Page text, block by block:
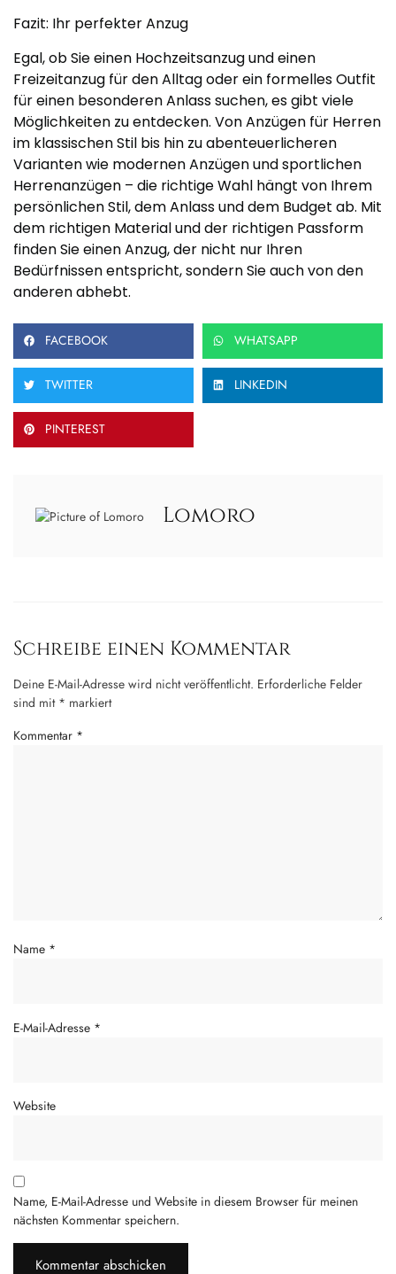
Fazit: Ihr perfekter Anzug
Egal, ob Sie einen Hochzeitsanzug und einen
Freizeitanzug für den Alltag oder ein formelles Outfit
für einen besonderen Anlass suchen, es gibt viele
Möglichkeiten zu entdecken. Von Anzügen für Herren
im klassischen Stil bis hin zu abenteuerlicheren
Varianten wie modernen Anzügen und sportlichen
Herrenanzügen – die richtige Wahl hängt von Ihrem
persönlichen Stil, dem Anlass und dem Budget ab. Mit
dem richtigen Material und der richtigen Passform
finden Sie einen Anzug, der nicht nur Ihren
Bedürfnissen entspricht, sondern Sie auch von den
anderen abhebt.
FACEBOOK WHATSAPP
TWITTER LINKEDIN
PINTEREST
Lomoro
Schreibe einen Kommentar
Deine E-Mail-Adresse wird nicht veröffentlicht. Erforderliche Felder
sind mit * markiert
Kommentar *
Name *
E-Mail-Adresse *
Website
Name, E-Mail-Adresse und Website in diesem Browser für meinen
nächsten Kommentar speichern.